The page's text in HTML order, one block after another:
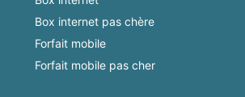
Box internet pas chère
Forfait mobile
Forfait mobile pas cher